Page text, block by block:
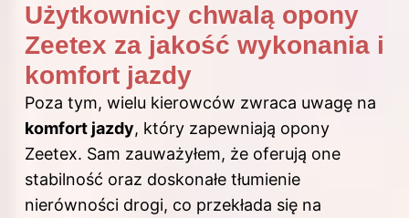
Użytkownicy chwalą opony
Zeetex za jakość wykonania i
komfort jazdy
Poza tym, wielu kierowców zwraca uwagę na
komfort jazdy, który zapewniają opony
Zeetex. Sam zauważyłem, że oferują one
stabilność oraz doskonałe tłumienie
nierówności drogi, co przekłada się na